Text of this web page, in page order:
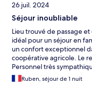
26 juil. 2024
Séjour inoubliable
Lieu trouvé de passage et
idéal pour un séjour en
un confort exceptionnel
coopérative agricole. Le
Personnel très
doute.Ruben, séjour de 1 nuit